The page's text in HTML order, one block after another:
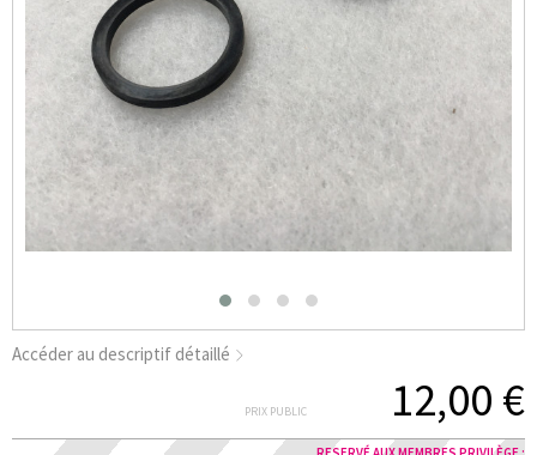
Accéder au descriptif détaillé
PRIX PUBLIC 12,00 €